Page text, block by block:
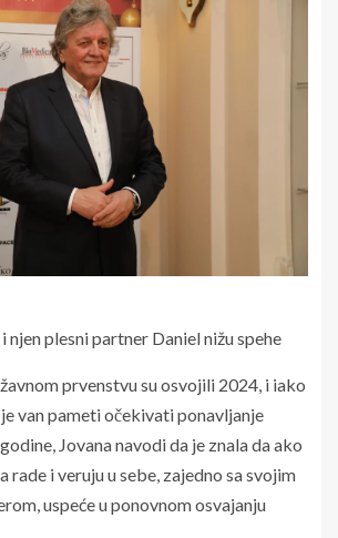
njen plesni partner Daniel nižu spehe
prvenstvu su osvojili 2024, i iako
van pameti očekivati ponavljanje
Jovana navodi da je znala da ako
rade i veruju u sebe, zajedno sa svojim
uspeće u ponovnom osvajanju